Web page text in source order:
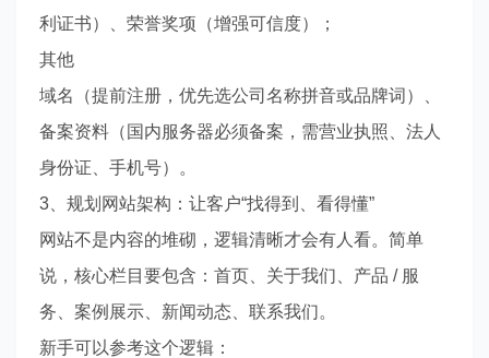
利证书）、荣誉奖项（增强可信度）；
其他
域名（提前注册，优先选公司名称拼音或品牌词）、
备案资料（国内服务器必须备案，需营业执照、法人
身份证、手机号）。
3、规划网站架构：让客户“找得到、看得懂”
网站不是内容的堆砌，逻辑清晰才会有人看。简单
说，核心栏目要包含：首页、关于我们、产品 / 服
务、案例展示、新闻动态、联系我们。
新手可以参考这个逻辑：